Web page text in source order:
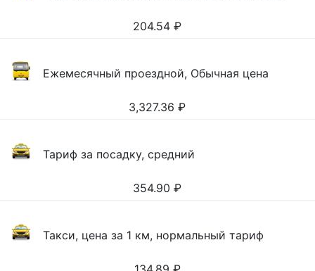
204.54 ₽
Ежемесячный проездной, Обычная цена
3,327.36 ₽
Тариф за посадку, средний
354.90 ₽
Такси, цена за 1 км, нормальный тариф